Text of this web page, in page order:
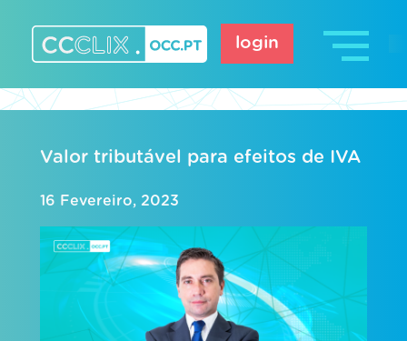
content
login
Valor tributável para efeitos de IVA
16 Fevereiro, 2023